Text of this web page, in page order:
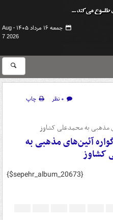
جمعه ۱۶ مرداد ۱۴۰۵ -
Aug
7 2026
۰ نظر
چاپ
مذهبی به محمدعلی کشاوز
آئین‌های مذهبی به
کشاوز
{$sepehr_album_20673}